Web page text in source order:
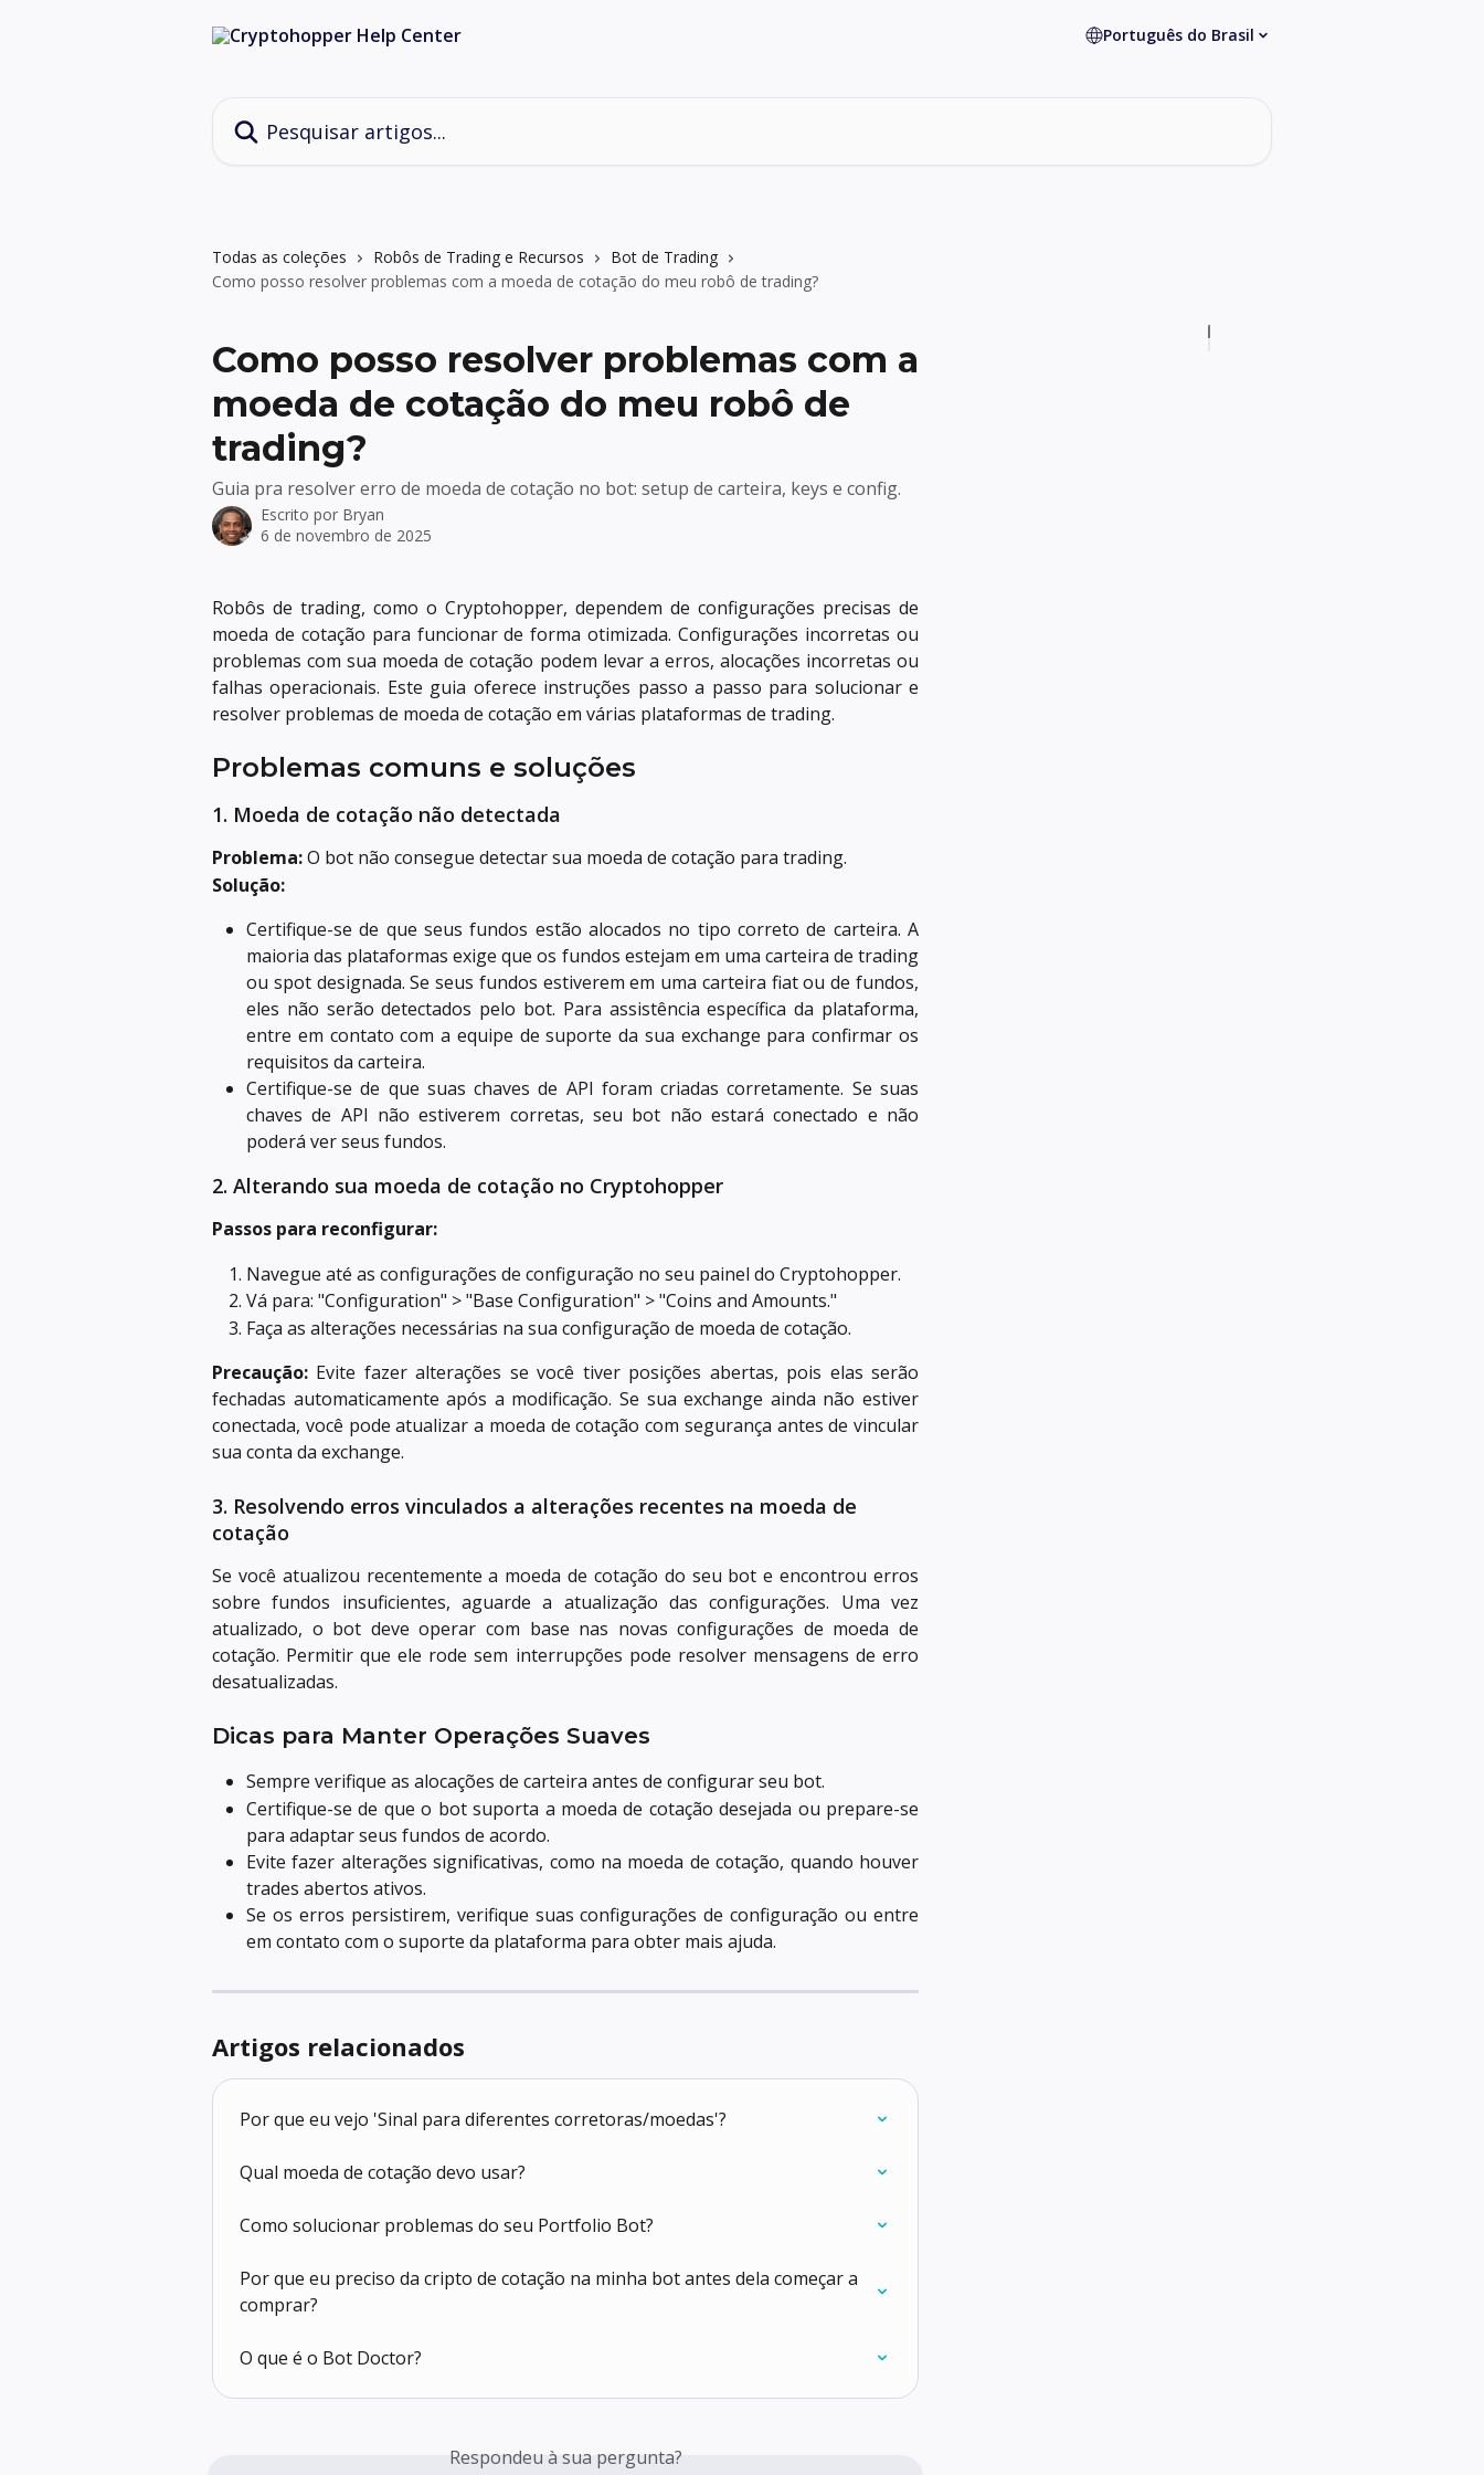
Português do Brasil
Todas as coleções Robôs de Trading e Recursos
Bot de Trading
Como posso resolver problemas com a moeda de cotação do meu robô de trading?
Como posso resolver problemas com a
moeda de cotação do meu robô de
trading?
Guia pra resolver erro de moeda de cotação no bot: setup de carteira, keys e config.
Escrito por Bryan
6 de novembro de 2025
Robôs de trading, como o Cryptohopper, dependem de configurações precisas de
moeda de cotação para funcionar de forma otimizada. Configurações incorretas ou
problemas com sua moeda de cotação podem levar a erros, alocações incorretas ou
falhas operacionais. Este guia oferece instruções passo a passo para solucionar e
resolver problemas de moeda de cotação em várias plataformas de trading.
Problemas comuns e soluções
1. Moeda de cotação não detectada
Problema:O bot não consegue detectar sua moeda de cotação para trading.
Solução:
Certifique-se de que seus fundos estão alocados no tipo correto de carteira. A
maioria das plataformas exige que os fundos estejam em uma carteira de trading
ou spot designada. Se seus fundos estiverem em uma carteira fiat ou de fundos,
eles não serão detectados pelo bot. Para assistência específica da plataforma,
entre em contato com a equipe de suporte da sua exchange para confirmar os
requisitos da carteira.
Certifique-se de que suas chaves de API foram criadas corretamente. Se suas
chaves de API não estiverem corretas, seu bot não estará conectado e não
poderá ver seus fundos.
2. Alterando sua moeda de cotação no Cryptohopper
Passos para reconfigurar:
Navegue até as configurações de configuração no seu painel do Cryptohopper.
Vá para: "Configuration" > "Base Configuration" > "Coins and Amounts."
Faça as alterações necessárias na sua configuração de moeda de cotação.
Precaução: Evite fazer alterações se você tiver posições abertas, pois elas serão
fechadas automaticamente após a modificação. Se sua exchange ainda não estiver
conectada, você pode atualizar a moeda de cotação com segurança antes de vincular
sua conta da exchange.
3. Resolvendo erros vinculados a alterações recentes na moeda de
cotação
Se você atualizou recentemente a moeda de cotação do seu bot e encontrou erros
sobre fundos insuficientes, aguarde a atualização das configurações. Uma vez
atualizado, o bot deve operar com base nas novas configurações de moeda de
cotação. Permitir que ele rode sem interrupções pode resolver mensagens de erro
desatualizadas.
Dicas para Manter Operações Suaves
Sempre verifique as alocações de carteira antes de configurar seu bot.
Certifique-se de que o bot suporta a moeda de cotação desejada ou prepare-se
para adaptar seus fundos de acordo.
Evite fazer alterações significativas, como na moeda de cotação, quando houver
trades abertos ativos.
Se os erros persistirem, verifique suas configurações de configuração ou entre
em contato com o suporte da plataforma para obter mais ajuda.
Artigos relacionados
Por que eu vejo 'Sinal para diferentes corretoras/moedas'?
Qual moeda de cotação devo usar?
Como solucionar problemas do seu Portfolio Bot?
Por que eu preciso da cripto de cotação na minha bot antes dela começar a
comprar?
O que é o Bot Doctor?
Respondeu à sua pergunta?